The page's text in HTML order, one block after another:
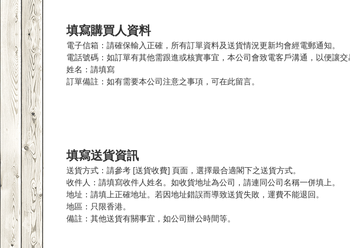
填寫購買人資料
電子信箱：請確保輸入正確，所有訂單資料及送貨情況更新均會經電郵通知。
電話號碼：如訂單有其他需跟進或核實事宜，本公司會致電客戶溝通，以便讓
姓名：請填寫
訂單備註：如有需要本公司注意之事項，可在此留言。
填寫送貨資訊
送貨方式：請參考 [送貨收費] 頁面，選擇最合適閣下之送貨方式。
收件人：請填寫收件人姓名。如收貨地址為公司，請連同公司名稱一併填上。
地址：請填上正確地址。若因地址錯誤而導致送貨失敗，運費不能退回。
地區：只限香港。
備註：其他送貨有關事宜，如公司辦公時間等。